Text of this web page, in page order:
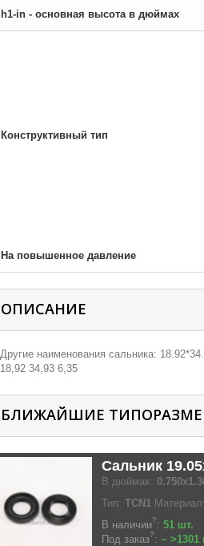
h1-in - основная высота в дюймах
Конструктивный тип
На повышенное давление
ОПИСАНИЕ
Другие наименования сальника:
18,92 34,93 6,35
БЛИЖАЙШИЕ
Сальник
В дюймах:
Тип: TCN1 Материал:
В наличии?: 51 шт.
Под заказ?: ~ >1301